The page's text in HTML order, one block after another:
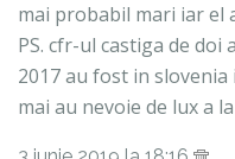
mai probabil mari iar el
PS. cfr-ul castiga de
2017 au fost in
mai au nevoie de lux a